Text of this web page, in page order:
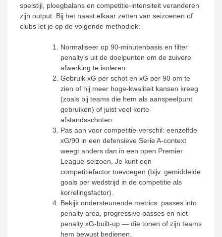
spelstijl, ploegbalans en competitie-intensiteit veranderen
zijn output. Bij het naast elkaar zetten van seizoenen of
clubs let je op de volgende methodiek:
Normaliseer op 90-minutenbasis en filter
penalty’s uit de doelpunten om de zuivere
afwerking te isoleren.
Gebruik xG per schot en xG per 90 om te
zien of hij meer hoge-kwaliteit kansen kreeg
(zoals bij teams die hem als aanspeelpunt
gebruiken) of juist veel korte-
afstandsschoten.
Pas aan voor competitie-verschil: eenzelfde
xG/90 in een defensieve Serie A-context
weegt anders dan in een open Premier
League-seizoen. Je kunt een
competitiefactor toevoegen (bijv. gemiddelde
goals per wedstrijd in de competitie als
korrelingsfactor).
Bekijk ondersteunende metrics: passes into
penalty area, progressive passes en niet-
penalty xG-built-up — die tonen of zijn teams
hem bewust bedienen.